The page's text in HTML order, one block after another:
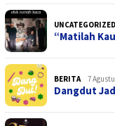
UNCATEGORIZED
“Matilah
BERITA 7
Dangdut